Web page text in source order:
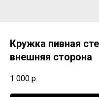
Кружка пивная
внешняя сторона
1 000 р.